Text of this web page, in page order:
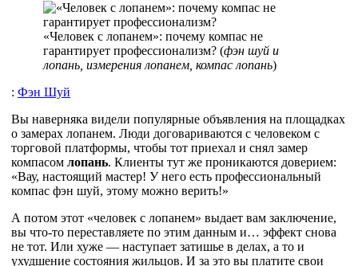
«Человек с лопанем»: почему компас не
гарантирует профессионализм? (фэн шуй и
лопань, измерения лопанем, компас лопань)
: Фэн Шуй
Вы наверняка видели популярные объявления на площадках
о замерах лопанем. Люди договариваются с человеком с
торговой платформы, чтобы тот приехал и снял замер
компасом лопань. Клиенты тут же проникаются доверием:
«Вау, настоящий мастер! У него есть профессиональный
компас фэн шуй, этому можно верить!»
А потом этот «человек с лопанем» выдает вам заключение,
вы что-то переставляете по этим данным и… эффект снова
не тот. Или хуже — наступает затишье в делах, а то и
ухудшение состояния жильцов. И за это вы платите свои